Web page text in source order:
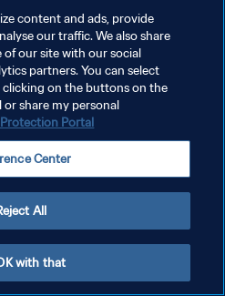
content and ads, provide
our traffic. We also share
our site with our social
partners. You can select
on the buttons on the
share my personal
Portal
Center
All
with that